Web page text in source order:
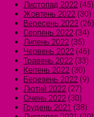
Листопад 2022 (45)
Жовтень 2022 (30)
Вересень 2022 (26)
Серпень 2022 (34)
Липень 2022 (35)
Червень 2022 (46)
Травень 2022 (33)
Квітень 2022 (30)
Березень 2022 (9)
Лютий 2022 (27)
Січень 2022 (30)
Грудень 2021 (38)